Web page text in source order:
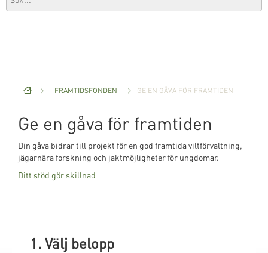
FRAMTIDSFONDEN GE EN GÅVA FÖR FRAMTIDEN
Ge en gåva för framtiden
Din gåva bidrar till projekt för en god framtida viltförvaltning,
jägarnära forskning och jaktmöjligheter för ungdomar.
Ditt stöd gör skillnad
1. Välj belopp